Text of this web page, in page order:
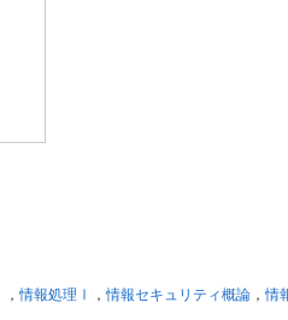
，情報処理Ⅰ ，情報セキュリティ概論 ，情